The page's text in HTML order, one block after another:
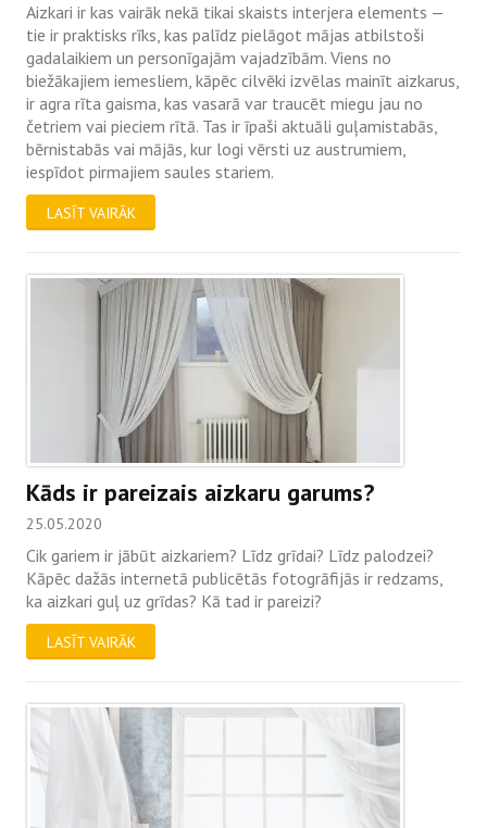
Aizkari ir kas vairāk nekā tikai skaists interjera elements —
tie ir praktisks rīks, kas palīdz pielāgot mājas atbilstoši
gadalaikiem un personīgajām vajadzībām. Viens no
biežākajiem iemesliem, kāpēc cilvēki izvēlas mainīt aizkarus,
ir agra rīta gaisma, kas vasarā var traucēt miegu jau no
četriem vai pieciem rītā. Tas ir īpaši aktuāli guļamistabās,
bērnistabās vai mājās, kur logi vērsti uz austrumiem,
iespīdot pirmajiem saules stariem.
LASĪT VAIRĀK
Kāds ir pareizais aizkaru garums?
25.05.2020
Cik gariem ir jābūt aizkariem? Līdz grīdai? Līdz palodzei?
Kāpēc dažās internetā publicētās fotogrāfijās ir redzams,
ka aizkari guļ uz grīdas? Kā tad ir pareizi?
LASĪT VAIRĀK